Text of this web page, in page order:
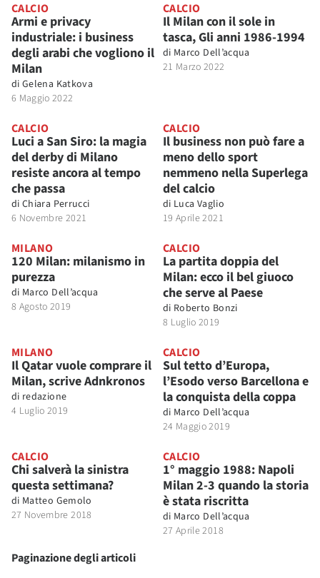
CALCIO
Armi e privacy
industriale: i business
degli arabi che vogliono il
Milan
di Gelena Katkova
6 Maggio 2022
CALCIO
Il Milan con il sole in
tasca, Gli anni 1986-1994
di Marco Dell’acqua
21 Marzo 2022
CALCIO
Luci a San Siro: la magia
del derby di Milano
resiste ancora al tempo
che passa
di Chiara Perrucci
6 Novembre 2021
CALCIO
Il business non può fare a
meno dello sport
nemmeno nella Superlega
del calcio
di Luca Vaglio
19 Aprile 2021
MILANO
120 Milan: milanismo in
purezza
di Marco Dell’acqua
8 Agosto 2019
CALCIO
La partita doppia del
Milan: ecco il bel giuoco
che serve al Paese
di Roberto Bonzi
8 Luglio 2019
MILANO
Il Qatar vuole comprare il
Milan, scrive Adnkronos
di redazione
4 Luglio 2019
CALCIO
Sul tetto d’Europa,
l’Esodo verso Barcellona e
la conquista della coppa
di Marco Dell’acqua
24 Maggio 2019
CALCIO
Chi salverà la sinistra
questa settimana?
di Matteo Gemolo
27 Novembre 2018
CALCIO
1° maggio 1988: Napoli
Milan 2-3 quando la storia
è stata riscritta
di Marco Dell’acqua
27 Aprile 2018
Paginazione degli articoli